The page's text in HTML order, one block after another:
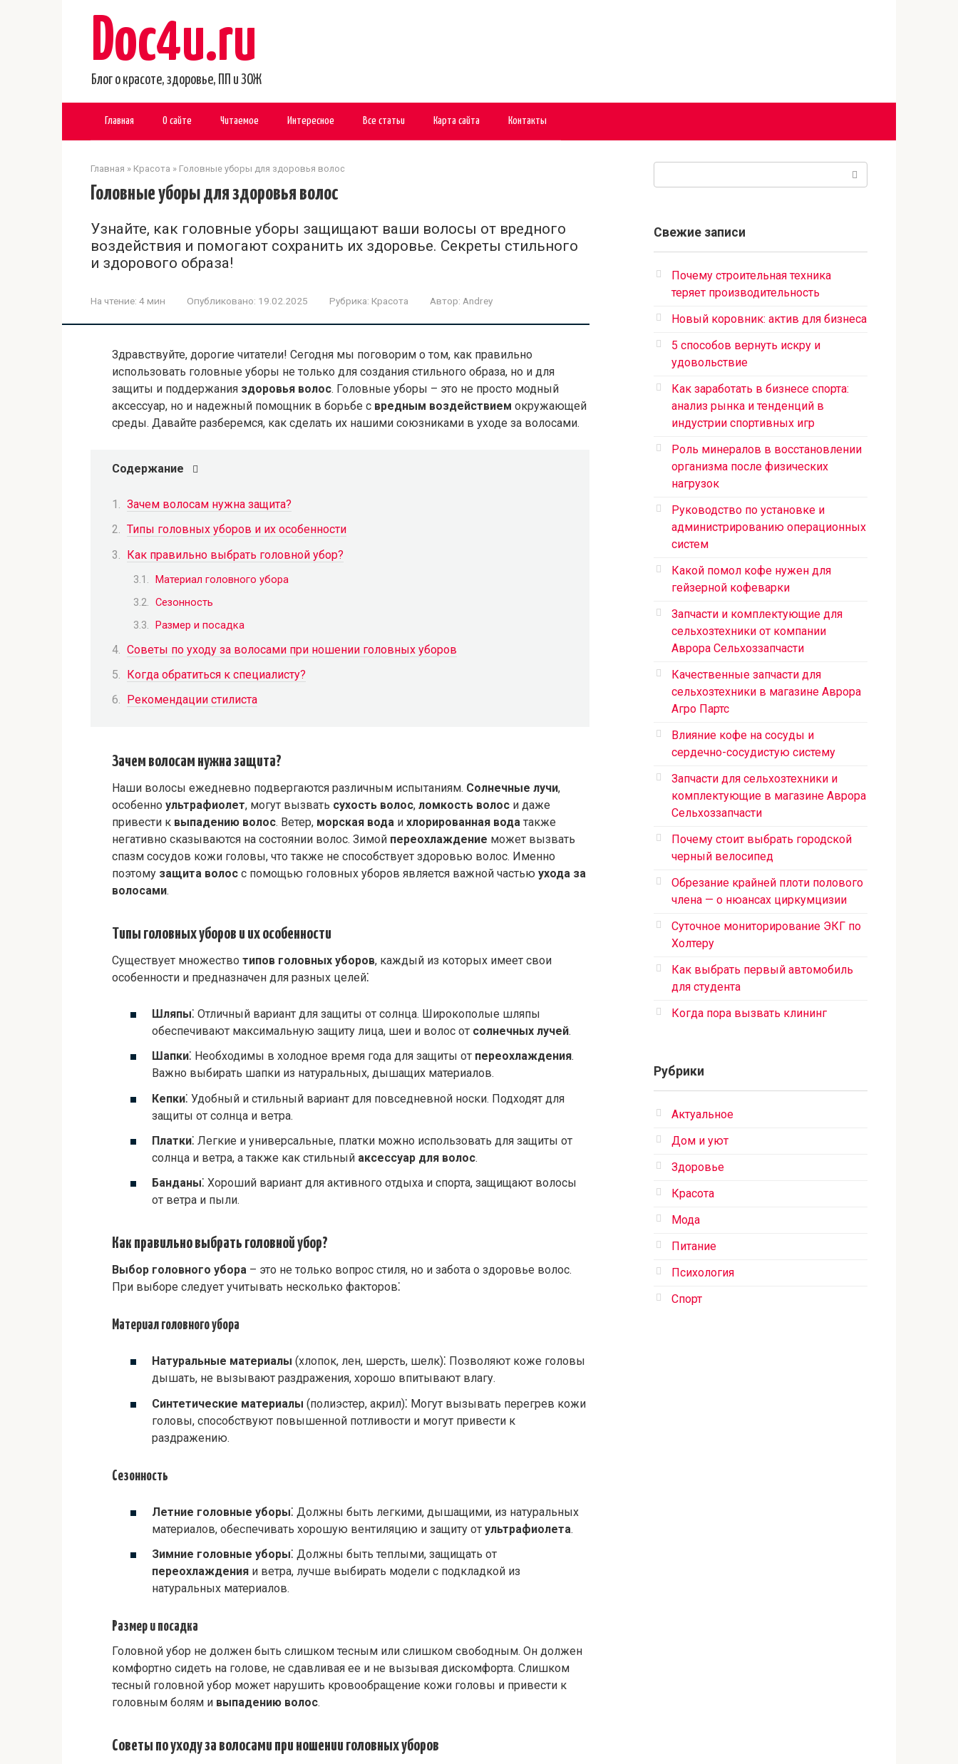
Doc4u.ru
Блог о красоте, здоровье, ПП и ЗОЖ
Главная О сайте Читаемое Интересное Все статьи Карта сайта Контакты
Главная » Красота » Головные уборы для здоровья волос
Головные уборы для здоровья волос
Узнайте, как головные уборы защищают ваши волосы от вредного
воздействия и помогают сохранить их здоровье. Секреты стильного
и здорового образа!
На чтение: 4 мин Опубликовано: 19.02.2025 Рубрика: Красота Автор: Andrey
Здравствуйте, дорогие читатели! Сегодня мы поговорим о том, как правильно
использовать головные уборы не только для создания стильного образа, но и для
защиты и поддержания здоровья волос. Головные уборы – это не просто модный
аксессуар, но и надежный помощник в борьбе с вредным воздействием окружающей
среды. Давайте разберемся, как сделать их нашими союзниками в уходе за волосами.
Содержание
Зачем волосам нужна защита?
Типы головных уборов и их особенности
Как правильно выбрать головной убор?
Материал головного убора
Сезонность
Размер и посадка
Советы по уходу за волосами при ношении головных уборов
Когда обратиться к специалисту?
Рекомендации стилиста
Зачем волосам нужна защита?
Наши волосы ежедневно подвергаются различным испытаниям. Солнечные лучи,
особенно ультрафиолет, могут вызвать сухость волос, ломкость волос и даже
привести к выпадению волос. Ветер, морская вода и хлорированная вода также
негативно сказываются на состоянии волос. Зимой переохлаждение может вызвать
спазм сосудов кожи головы, что также не способствует здоровью волос. Именно
поэтому защита волос с помощью головных уборов является важной частью ухода за
волосами.
Типы головных уборов и их особенности
Существует множество типов головных уборов, каждый из которых имеет свои
особенности и предназначен для разных целей⁚
Шляпы⁚ Отличный вариант для защиты от солнца. Широкополые шляпы
обеспечивают максимальную защиту лица, шеи и волос от солнечных лучей.
Шапки⁚ Необходимы в холодное время года для защиты от переохлаждения.
Важно выбирать шапки из натуральных, дышащих материалов.
Кепки⁚ Удобный и стильный вариант для повседневной носки. Подходят для
защиты от солнца и ветра.
Платки⁚ Легкие и универсальные, платки можно использовать для защиты от
солнца и ветра, а также как стильный аксессуар для волос.
Банданы⁚ Хороший вариант для активного отдыха и спорта, защищают волосы
от ветра и пыли.
Как правильно выбрать головной убор?
Выбор головного убора – это не только вопрос стиля, но и забота о здоровье волос.
При выборе следует учитывать несколько факторов⁚
Материал головного убора
Натуральные материалы (хлопок, лен, шерсть, шелк)⁚ Позволяют коже головы
дышать, не вызывают раздражения, хорошо впитывают влагу.
Синтетические материалы (полиэстер, акрил)⁚ Могут вызывать перегрев кожи
головы, способствуют повышенной потливости и могут привести к
раздражению.
Сезонность
Летние головные уборы⁚ Должны быть легкими, дышащими, из натуральных
материалов, обеспечивать хорошую вентиляцию и защиту от ультрафиолета.
Зимние головные уборы⁚ Должны быть теплыми, защищать от
переохлаждения и ветра, лучше выбирать модели с подкладкой из
натуральных материалов.
Размер и посадка
Головной убор не должен быть слишком тесным или слишком свободным. Он должен
комфортно сидеть на голове, не сдавливая ее и не вызывая дискомфорта. Слишком
тесный головной убор может нарушить кровообращение кожи головы и привести к
головным болям и выпадению волос.
Советы по уходу за волосами при ношении головных уборов
Свежие записи
Почему строительная техника
теряет производительность
Новый коровник: актив для бизнеса
5 способов вернуть искру и
удовольствие
Как заработать в бизнесе спорта:
анализ рынка и тенденций в
индустрии спортивных игр
Роль минералов в восстановлении
организма после физических
нагрузок
Руководство по установке и
администрированию операционных
систем
Какой помол кофе нужен для
гейзерной кофеварки
Запчасти и комплектующие для
сельхозтехники от компании
Аврора Сельхоззапчасти
Качественные запчасти для
сельхозтехники в магазине Аврора
Агро Партс
Влияние кофе на сосуды и
сердечно-сосудистую систему
Запчасти для сельхозтехники и
комплектующие в магазине Аврора
Сельхоззапчасти
Почему стоит выбрать городской
черный велосипед
Обрезание крайней плоти полового
члена — о нюансах циркумцизии
Суточное мониторирование ЭКГ по
Холтеру
Как выбрать первый автомобиль
для студента
Когда пора вызвать клининг
Рубрики
Актуальное
Дом и уют
Здоровье
Красота
Мода
Питание
Психология
Спорт